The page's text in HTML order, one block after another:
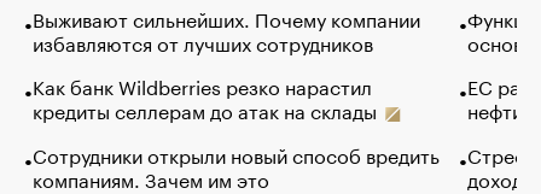
Выживают сильнейших. Почему компании
избавляются от лучших сотрудников
Как банк Wildberries резко нарастил
кредиты селлерам до атак на склады
Сотрудники открыли новый способ вредить
компаниям. Зачем им это
основ
ЕС
нефти